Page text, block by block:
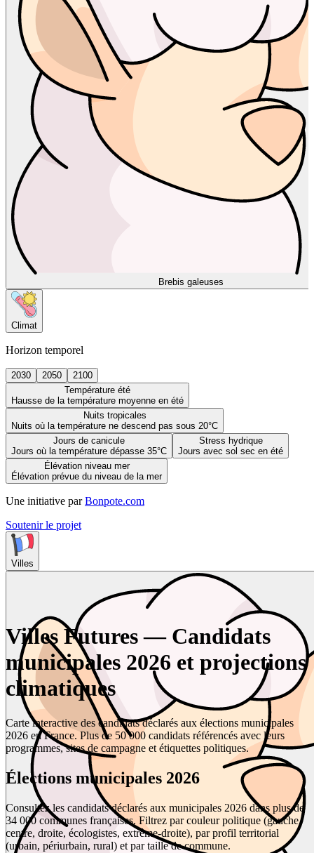
Brebis galeuses
Climat
Horizon temporel
2030 2050
2100
Température été
Hausse de la température moyenne en été
Nuits tropicales
Nuits où la température ne descend pas sous 20°C
Jours de canicule
Jours où la température dépasse 35°C
Stress hydrique
Jours avec sol sec en été
Élévation niveau mer
Élévation prévue du niveau de la mer
Une initiative par Bonpote.com
Soutenir le projet
Villes
Villes Futures — Candidats
municipales 2026 et projections
climatiques
Carte interactive des candidats déclarés aux élections municipales
2026 en France. Plus de 50 000 candidats référencés avec leurs
programmes, sites de campagne et étiquettes politiques.
Élections municipales 2026
Consultez les candidats déclarés aux municipales 2026 dans plus de
34 000 communes françaises. Filtrez par couleur politique (gauche,
centre, droite, écologistes, extrême-droite), par profil territorial
(urbain, périurbain, rural) et par taille de commune.